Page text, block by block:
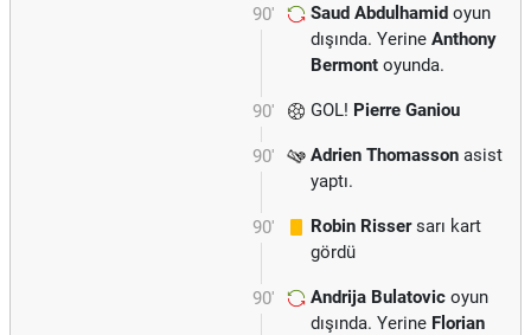
90' Saud Abdulhamid oyun
dışında. Yerine Anthony
Bermont oyunda.
90' GOL! Pierre Ganiou
90' Adrien Thomasson asist
yaptı.
90' Robin Rissersarı kart
gördü
90' Andrija Bulatovic oyun
dışında. Yerine Florian